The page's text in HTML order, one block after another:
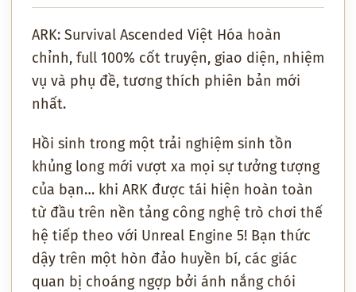
ARK: Survival Ascended Việt Hóa hoàn
chỉnh, full 100% cốt truyện, giao diện, nhiệm
vụ và phụ đề, tương thích phiên bản mới
nhất.
Hồi sinh trong một trải nghiệm sinh tồn
khủng long mới vượt xa mọi sự tưởng tượng
của bạn… khi ARK được tái hiện hoàn toàn
từ đầu trên nền tảng công nghệ trò chơi thế
hệ tiếp theo với Unreal Engine 5! Bạn thức
dậy trên một hòn đảo huyền bí, các giác
quan bị choáng ngợp bởi ánh nắng chói